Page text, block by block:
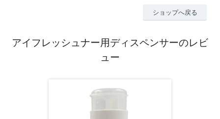
ショップへ戻る
アイフレッシュナー用ディスペンサーのレビ
ュー